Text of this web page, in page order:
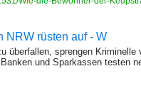
NRW rüsten auf - W
überfallen, sprengen Kriminelle
und Sparkassen testen